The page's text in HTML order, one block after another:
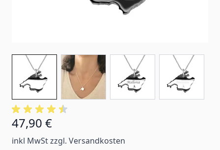
47,90 €
inkl MwSt zzgl. Versandkosten